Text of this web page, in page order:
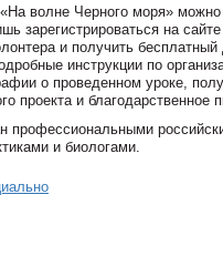
волне Черного моря»
зарегистрироваться на сайте
и получить
инструкции по
о проведенном уроке,
проекта и
профессиональными
и биологами.